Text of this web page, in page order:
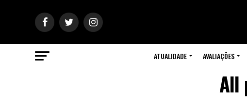
ATUALIDADE AVALIAÇÕES
All